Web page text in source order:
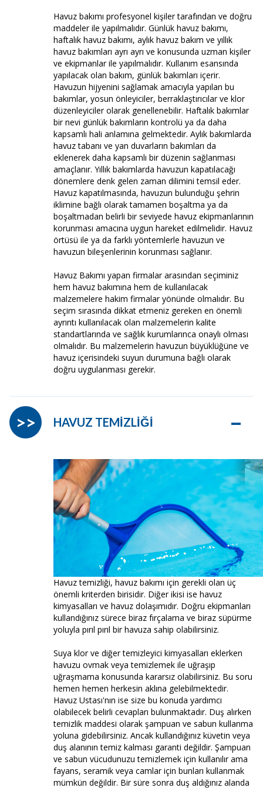
Havuz bakımı profesyonel kişiler tarafından ve doğru
maddeler ile yapılmalıdır. Günlük havuz bakımı,
haftalık havuz bakımı, aylık havuz bakım ve yıllık
havuz bakımları ayrı ayrı ve konusunda uzman kişiler
ve ekipmanlar ile yapılmalıdır. Kullanım esansında
yapılacak olan bakım, günlük bakımları içerir.
Havuzun hijyenini sağlamak amacıyla yapılan bu
bakımlar, yosun önleyiciler, berraklaştırıcılar ve klor
düzenleyiciler olarak genellenebilir. Haftalık bakımlar
bir nevi günlük bakımların kontrolü ya da daha
kapsamlı hali anlamına gelmektedir. Aylık bakımlarda
havuz tabanı ve yan duvarların bakımları da
eklenerek daha kapsamlı bir düzenin sağlanması
amaçlanır. Yıllık bakımlarda havuzun kapatılacağı
dönemlere denk gelen zaman dilimini temsil eder.
Havuz kapatılmasında, havuzun bulunduğu şehrin
iklimine bağlı olarak tamamen boşaltma ya da
boşaltmadan belirli bir seviyede havuz ekipmanlarının
korunması amacına uygun hareket edilmelidir. Havuz
örtüsü ile ya da farklı yöntemlerle havuzun ve
havuzun bileşenlerinin korunması sağlanır.
Havuz Bakımı yapan firmalar arasından seçiminiz
hem havuz bakımına hem de kullanılacak
malzemelere hakim firmalar yönünde olmalıdır. Bu
seçim sırasında dikkat etmeniz gereken en önemli
ayrıntı kullanılacak olan malzemelerin kalite
standartlarında ve sağlık kurumlarınca onaylı olması
olmalıdır. Bu malzemelerin havuzun büyüklüğüne ve
havuz içerisindeki suyun durumuna bağlı olarak
doğru uygulanması gerekir.
HAVUZ TEMİZLİĞİ –
>>
Havuz temizliği, havuz bakımı için gerekli olan üç
önemli kriterden birisidir. Diğer ikisi ise havuz
kimyasalları ve havuz dolaşımıdır. Doğru ekipmanları
kullandığınız sürece biraz fırçalama ve biraz süpürme
yoluyla pırıl pırıl bir havuza sahip olabilirsiniz.
Suya klor ve diğer temizleyici kimyasalları eklerken
havuzu ovmak veya temizlemek ile uğraşıp
uğraşmama konusunda kararsız olabilirsiniz. Bu soru
hemen hemen herkesin aklına gelebilmektedir.
Havuz Ustası'nın ise size bu konuda yardımcı
olabilecek belirli cevapları bulunmaktadır. Duş alırken
temizlik maddesi olarak şampuan ve sabun kullanma
yoluna gidebilirsiniz. Ancak kullandığınız küvetin veya
duş alanının temiz kalması garanti değildir. Şampuan
ve sabun vücudunuzu temizlemek için kullanılır ama
fayans, seramik veya camlar için bunları kullanmak
mümkün değildir. Bir süre sonra duş aldığınız alanda